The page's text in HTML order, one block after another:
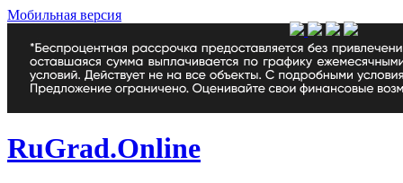
Мобильная версия
RuGrad.Online